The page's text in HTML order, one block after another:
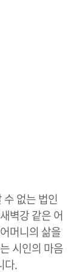
없는 법인
벽강 같은 어
머니의 삶을
시인의 마음
다.